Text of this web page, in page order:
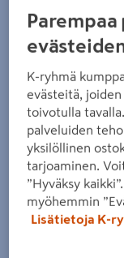
K-ryhmä
evästeitä,
toivotulla
palveluiden
yksilöllinen
tarjoaminen.
”Hyväksy
myöhemmin
Lisätietoja K-